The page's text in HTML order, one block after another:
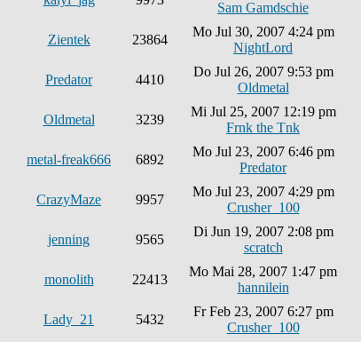
Sam Gamdschie
Zientek 23864
Mo Jul 30, 2007 4:24 pm
NightLord
Predator 4410
Do Jul 26, 2007 9:53 pm
Oldmetal
Oldmetal 3239
Mi Jul 25, 2007 12:19 pm
Frnk the Tnk
metal-freak666 6892
Mo Jul 23, 2007 6:46 pm
Predator
CrazyMaze 9957
Mo Jul 23, 2007 4:29 pm
Crusher_100
jenning 9565
Di Jun 19, 2007 2:08 pm
scratch
monolith 22413
Mo Mai 28, 2007 1:47 pm
hannilein
Lady_21 5432
Fr Feb 23, 2007 6:27 pm
Crusher_100